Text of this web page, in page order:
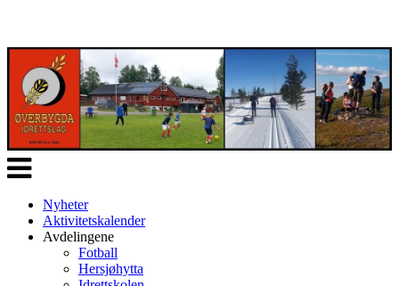
Veksle
navigasjon
Nyheter
Aktivitetskalender
Avdelingene
Fotball
Hersjøhytta